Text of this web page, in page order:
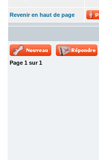
Revenir en haut de page
Page 1 sur1